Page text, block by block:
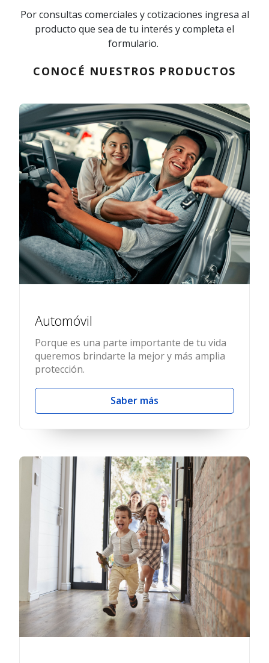
Por consultas comerciales y cotizaciones ingresa al
producto que sea de tu interés y completa el
formulario.
CONOCÉ NUESTROS PRODUCTOS
Automóvil
Porque es una parte importante de tu vida
queremos brindarte la mejor y más amplia
protección.
Saber más